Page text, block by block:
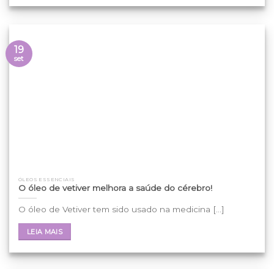
ÓLEOS ESSENCIAIS
O óleo de vetiver melhora a saúde do cérebro!
O óleo de Vetiver tem sido usado na medicina [...]
LEIA MAIS
19
set